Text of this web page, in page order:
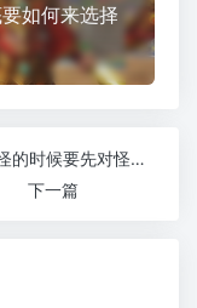
如何来选择
玩家打怪的时候要先对怪物进行一轮筛选（玩家打怪升级游戏）
下一篇